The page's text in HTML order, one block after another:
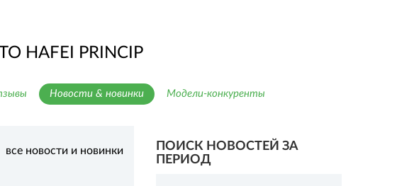
PRINCIP
Новости & новинки Модели-конкуренты
все новости и новинки
ПОИСК НОВОСТЕЙ ЗА
ПЕРИОД